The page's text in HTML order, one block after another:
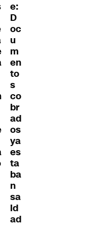
e:
D
oc
u
m
en
to
s
co
br
ad
os
ya
es
ta
ba
n
sa
ld
ad